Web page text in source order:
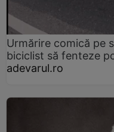
Urmărire comică pe
biciclist să fenteze
adevarul.ro